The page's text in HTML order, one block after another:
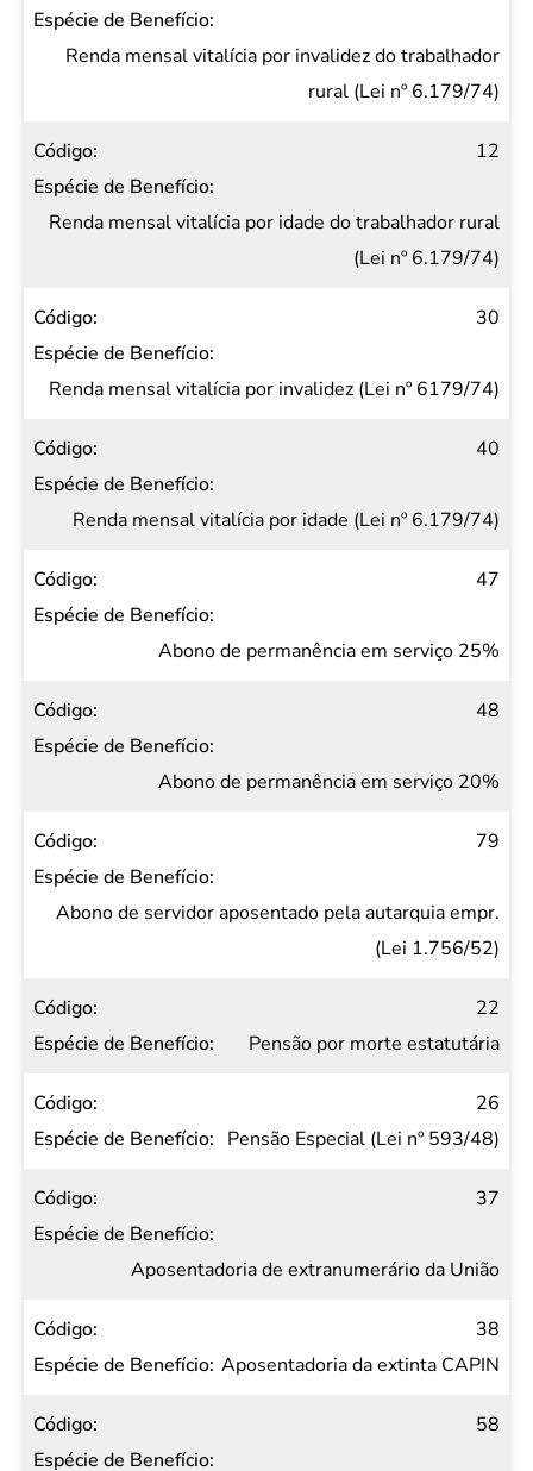
Renda mensal vitalícia por invalidez do trabalhador
rural (Lei nº 6.179/74)
12
Renda mensal vitalícia por idade do trabalhador rural
(Lei nº 6.179/74)
30
Renda mensal vitalícia por invalidez (Lei nº 6179/74)
40
Renda mensal vitalícia por idade (Lei nº 6.179/74)
47
Abono de permanência em serviço 25%
48
Abono de permanência em serviço 20%
79
Abono de servidor aposentado pela autarquia empr.
(Lei 1.756/52)
22
Pensão por morte estatutária
26
Pensão Especial (Lei nº 593/48)
37
Aposentadoria de extranumerário da União
38
Aposentadoria da extinta CAPIN
58